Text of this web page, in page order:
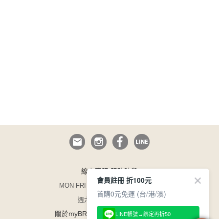
線上客服 服務時段
MON-FRI 09:00~12:30/13:30~17:00
週六日與國定假日休息
關於myBRA
企業徵才/165 防詐騙
會員註冊 折100元
首購0元免運 (台/港/澳)
LINE帳號→綁定再折50